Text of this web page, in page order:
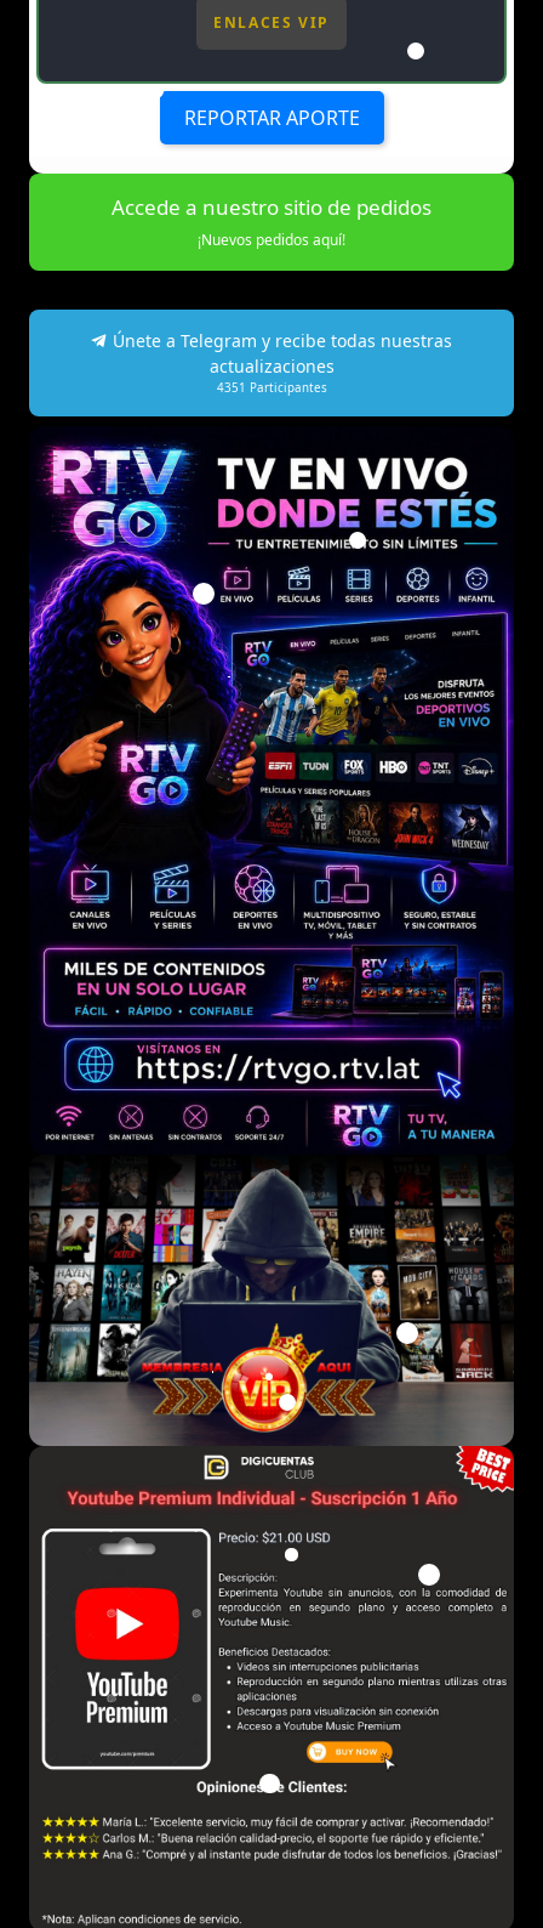
ENLACES VIP
REPORTAR APORTE
Accede a nuestro sitio de pedidos
¡Nuevos pedidos aquí!
Únete a Telegram y recibe todas nuestras
actualizaciones
4351 Participantes